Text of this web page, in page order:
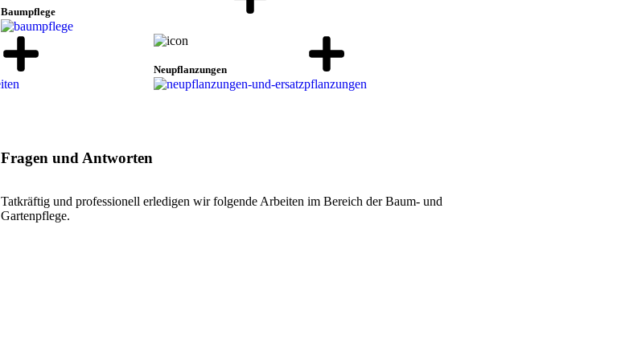
Baumpflege
Neupflanzungen
Fragen und Antworten
Tatkräftig und professionell erledigen wir folgende Arbeiten im Bereich der Baum- und
Gartenpflege.